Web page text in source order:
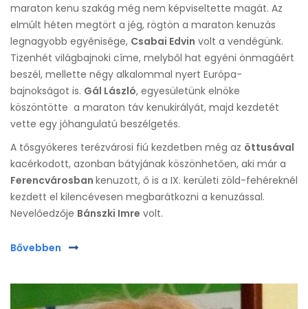
maraton kenu szakág még nem képviseltette magát. Az
elmúlt héten megtört a jég, rögtön a maraton kenuzás
legnagyobb egyénisége, Csabai Edvin volt a vendégünk.
Tizenhét világbajnoki címe, melyből hat egyéni önmagáért
beszél, mellette négy alkalommal nyert Európa-
bajnokságot is. Gál László, egyesületünk elnöke
köszöntötte a maraton táv kenukirályát, majd kezdetét
vette egy jóhangulatú beszélgetés.
A tősgyökeres terézvárosi fiú kezdetben még az öttusával
kacérkodott, azonban bátyjának köszönhetően, aki már a
Ferencvárosban kenuzott, ő is a IX. kerületi zöld-fehéreknél
kezdett el kilencévesen megbarátkozni a kenuzással.
Nevelőedzője Bánszki Imre volt.
Bővebben